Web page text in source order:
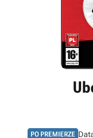
PO PREMIERZE